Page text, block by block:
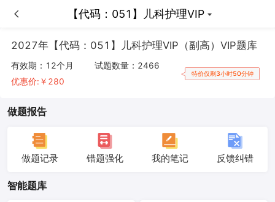
【代码：051】儿科护理VIP
【代码：051】儿科护理VIP
2027年【代码：051】儿科护理VIP（副高）VIP题库
有效期： 12个月
优惠价:￥ 280
试题数量： 2466
特价仅剩3小时50分钟
做题报告
做题记录 错题强化 我的笔记 反馈纠错
智能题库